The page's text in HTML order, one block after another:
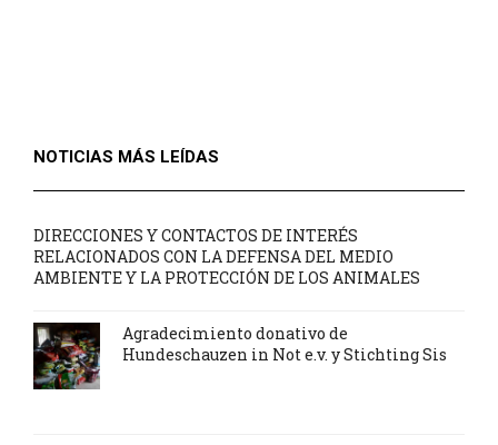
NOTICIAS MÁS LEÍDAS
DIRECCIONES Y CONTACTOS DE INTERÉS
RELACIONADOS CON LA DEFENSA DEL MEDIO
AMBIENTE Y LA PROTECCIÓN DE LOS ANIMALES
Agradecimiento donativo de
Hundeschauzen in Not e.v. y Stichting Sis